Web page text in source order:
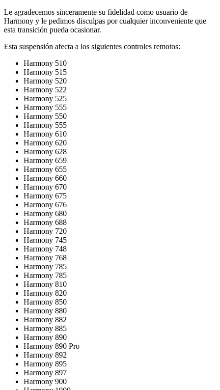
Le agradecemos sinceramente su fidelidad como usuario de
Harmony y le pedimos disculpas por cualquier inconveniente que
esta transición pueda ocasionar.
Esta suspensión afecta a los siguientes controles remotos:
Harmony 510
Harmony 515
Harmony 520
Harmony 522
Harmony 525
Harmony 555
Harmony 550
Harmony 555
Harmony 610
Harmony 620
Harmony 628
Harmony 659
Harmony 655
Harmony 660
Harmony 670
Harmony 675
Harmony 676
Harmony 680
Harmony 688
Harmony 720
Harmony 745
Harmony 748
Harmony 768
Harmony 785
Harmony 785
Harmony 810
Harmony 820
Harmony 850
Harmony 880
Harmony 882
Harmony 885
Harmony 890
Harmony 890 Pro
Harmony 892
Harmony 895
Harmony 897
Harmony 900